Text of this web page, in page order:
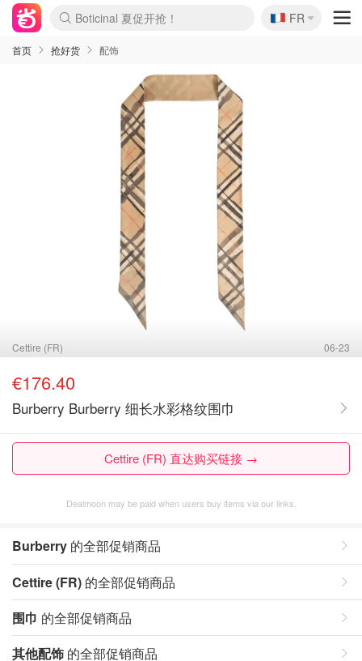
Boticinal 夏促开抢！
4折！lulu周四疯狂上新
还没结束！&OtherStories大促
Joybuy变相75折 随时失效
速领！Stanley独家85折
疑似霸哥！Camper额外叠85折
Zalando 奥莱闪促！每日更新
Moncler反季囤！5折起+叠9折
Coach Brooklyn仅€192
🇫🇷
FR
首页 抢好货 配饰
Cettire (FR) 06-23
€176.40
Burberry Burberry 细长水彩格纹围巾
Cettire (FR) 直达购买链接 →
Dealmoon may be paid when users buy items via our links.
Burberry 的全部促销商品
Cettire (FR) 的全部促销商品
围巾 的全部促销商品
其他配饰 的全部促销商品